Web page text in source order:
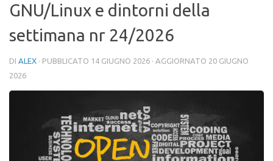
GNU/Linux e dintorni della
settimana nr 24/2026
DI ALEX · PUBBLICATO 14 GIUGNO 2026 · AGGIORNATO 20 GIUGNO
2026